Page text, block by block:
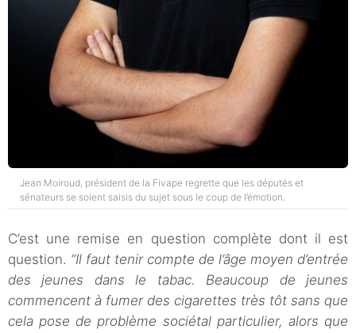
Jean Moiroud, président de la Fivape regrette que les députés et
sénateurs se soient saisis du sujet sous le coup de l’émotion.
C’est une remise en question complète dont il est
question. “Il faut tenir compte de l’âge moyen d’entrée
des jeunes dans le tabac. Beaucoup de jeunes
commencent à fumer des cigarettes très tôt sans que
cela pose de problème sociétal particulier, alors que